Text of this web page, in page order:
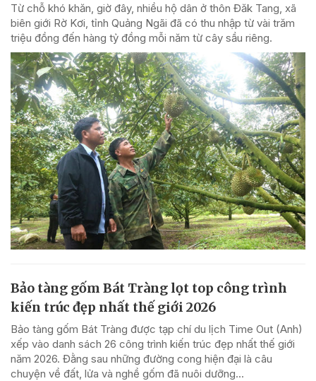
Từ chỗ khó khăn, giờ đây, nhiều hộ dân ở thôn Đăk Tang, xã
biên giới Rờ Kơi, tỉnh Quảng Ngãi đã có thu nhập từ vài trăm
triệu đồng đến hàng tỷ đồng mỗi năm từ cây sầu riêng.
Bảo tàng gốm Bát Tràng lọt top công trình
kiến trúc đẹp nhất thế giới 2026
Bảo tàng gốm Bát Tràng được tạp chí du lịch Time Out (Anh)
xếp vào danh sách 26 công trình kiến trúc đẹp nhất thế giới
năm 2026. Đằng sau những đường cong hiện đại là câu
chuyện về đất, lửa và nghề gốm đã nuôi dưỡng...